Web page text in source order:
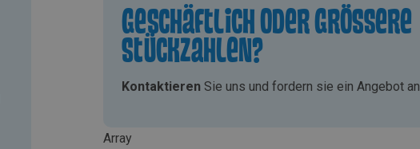
Geschäftlich oder größere
Stückzahlen?
KontaktierenSie uns und fordern sie ein Angebot an.
Array